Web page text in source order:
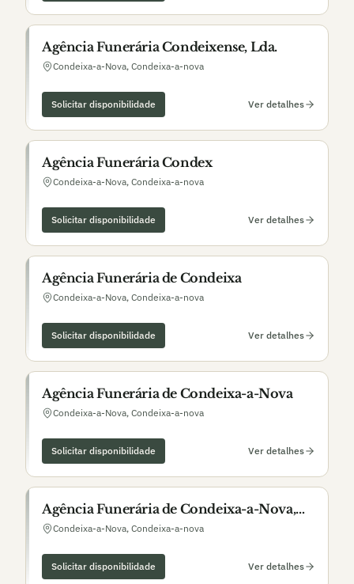
Agência Funerária Condeixense, Lda.
Condeixa-a-Nova, Condeixa-a-nova
Solicitar disponibilidade Ver detalhes
Agência Funerária Condex
Condeixa-a-Nova, Condeixa-a-nova
Solicitar disponibilidade Ver detalhes
Agência Funerária de Condeixa
Condeixa-a-Nova, Condeixa-a-nova
Solicitar disponibilidade Ver detalhes
Agência Funerária de Condeixa-a-Nova
Condeixa-a-Nova, Condeixa-a-nova
Solicitar disponibilidade Ver detalhes
Agência Funerária de Condeixa-a-Nova,
Lda.
Condeixa-a-Nova, Condeixa-a-nova
Solicitar disponibilidade Ver detalhes